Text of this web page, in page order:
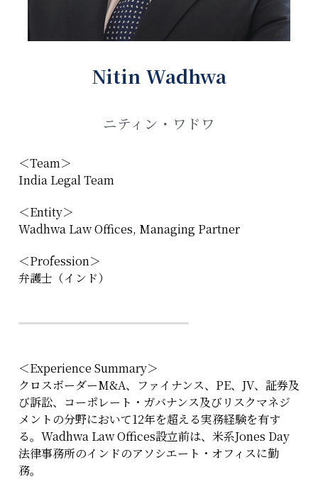
Nitin Wadhwa
ニティン・ワドワ
＜Team＞
India Legal Team
＜Entity＞
Wadhwa Law Offices, Managing Partner
＜Profession＞
弁護士（インド）
＜Experience Summary＞
クロスボーダーM&A、ファイナンス、PE、JV、証券及
び訴訟、コーポレート・ガバナンス及びリスクマネジ
メントの分野において12年を超える実務経験を有す
る。Wadhwa Law Offices設立前は、米系Jones Day
法律事務所のインドのアソシエート・オフィスに勤
務。